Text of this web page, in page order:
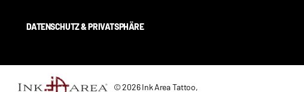
DATENSCHUTZ & PRIVATSPHÄRE
©2026Ink Area Tattoo,